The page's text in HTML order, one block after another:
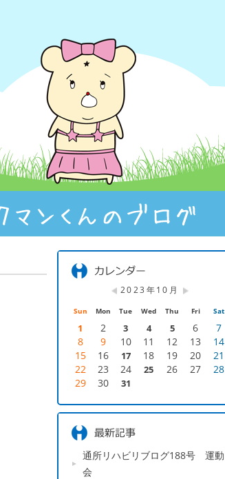
2023年10月
Sun Mon Tue Wed Thu Fri Sat
1 2 3 4 5 6
7
8
9 10 11 12 13
14
15
16 17 18 19 20
21
22
23 24 25 26 27
28
29
30 31
通所リハビリブログ188号 運動
会